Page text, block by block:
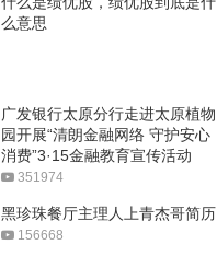
么意思
广发银行太原分行走进太原植物
园开展“清朗金融网络 守护安心
消费”3·15金融教育宣传活动
351974
黑珍珠餐厅主理人上青杰哥简历
156668